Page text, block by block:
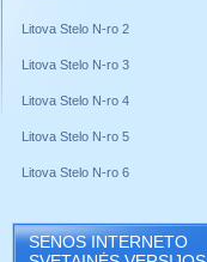
Litova Stelo N-ro 2
Litova Stelo N-ro 3
Litova Stelo N-ro 4
Litova Stelo N-ro 5
Litova Stelo N-ro 6
SENOS INTERNETO